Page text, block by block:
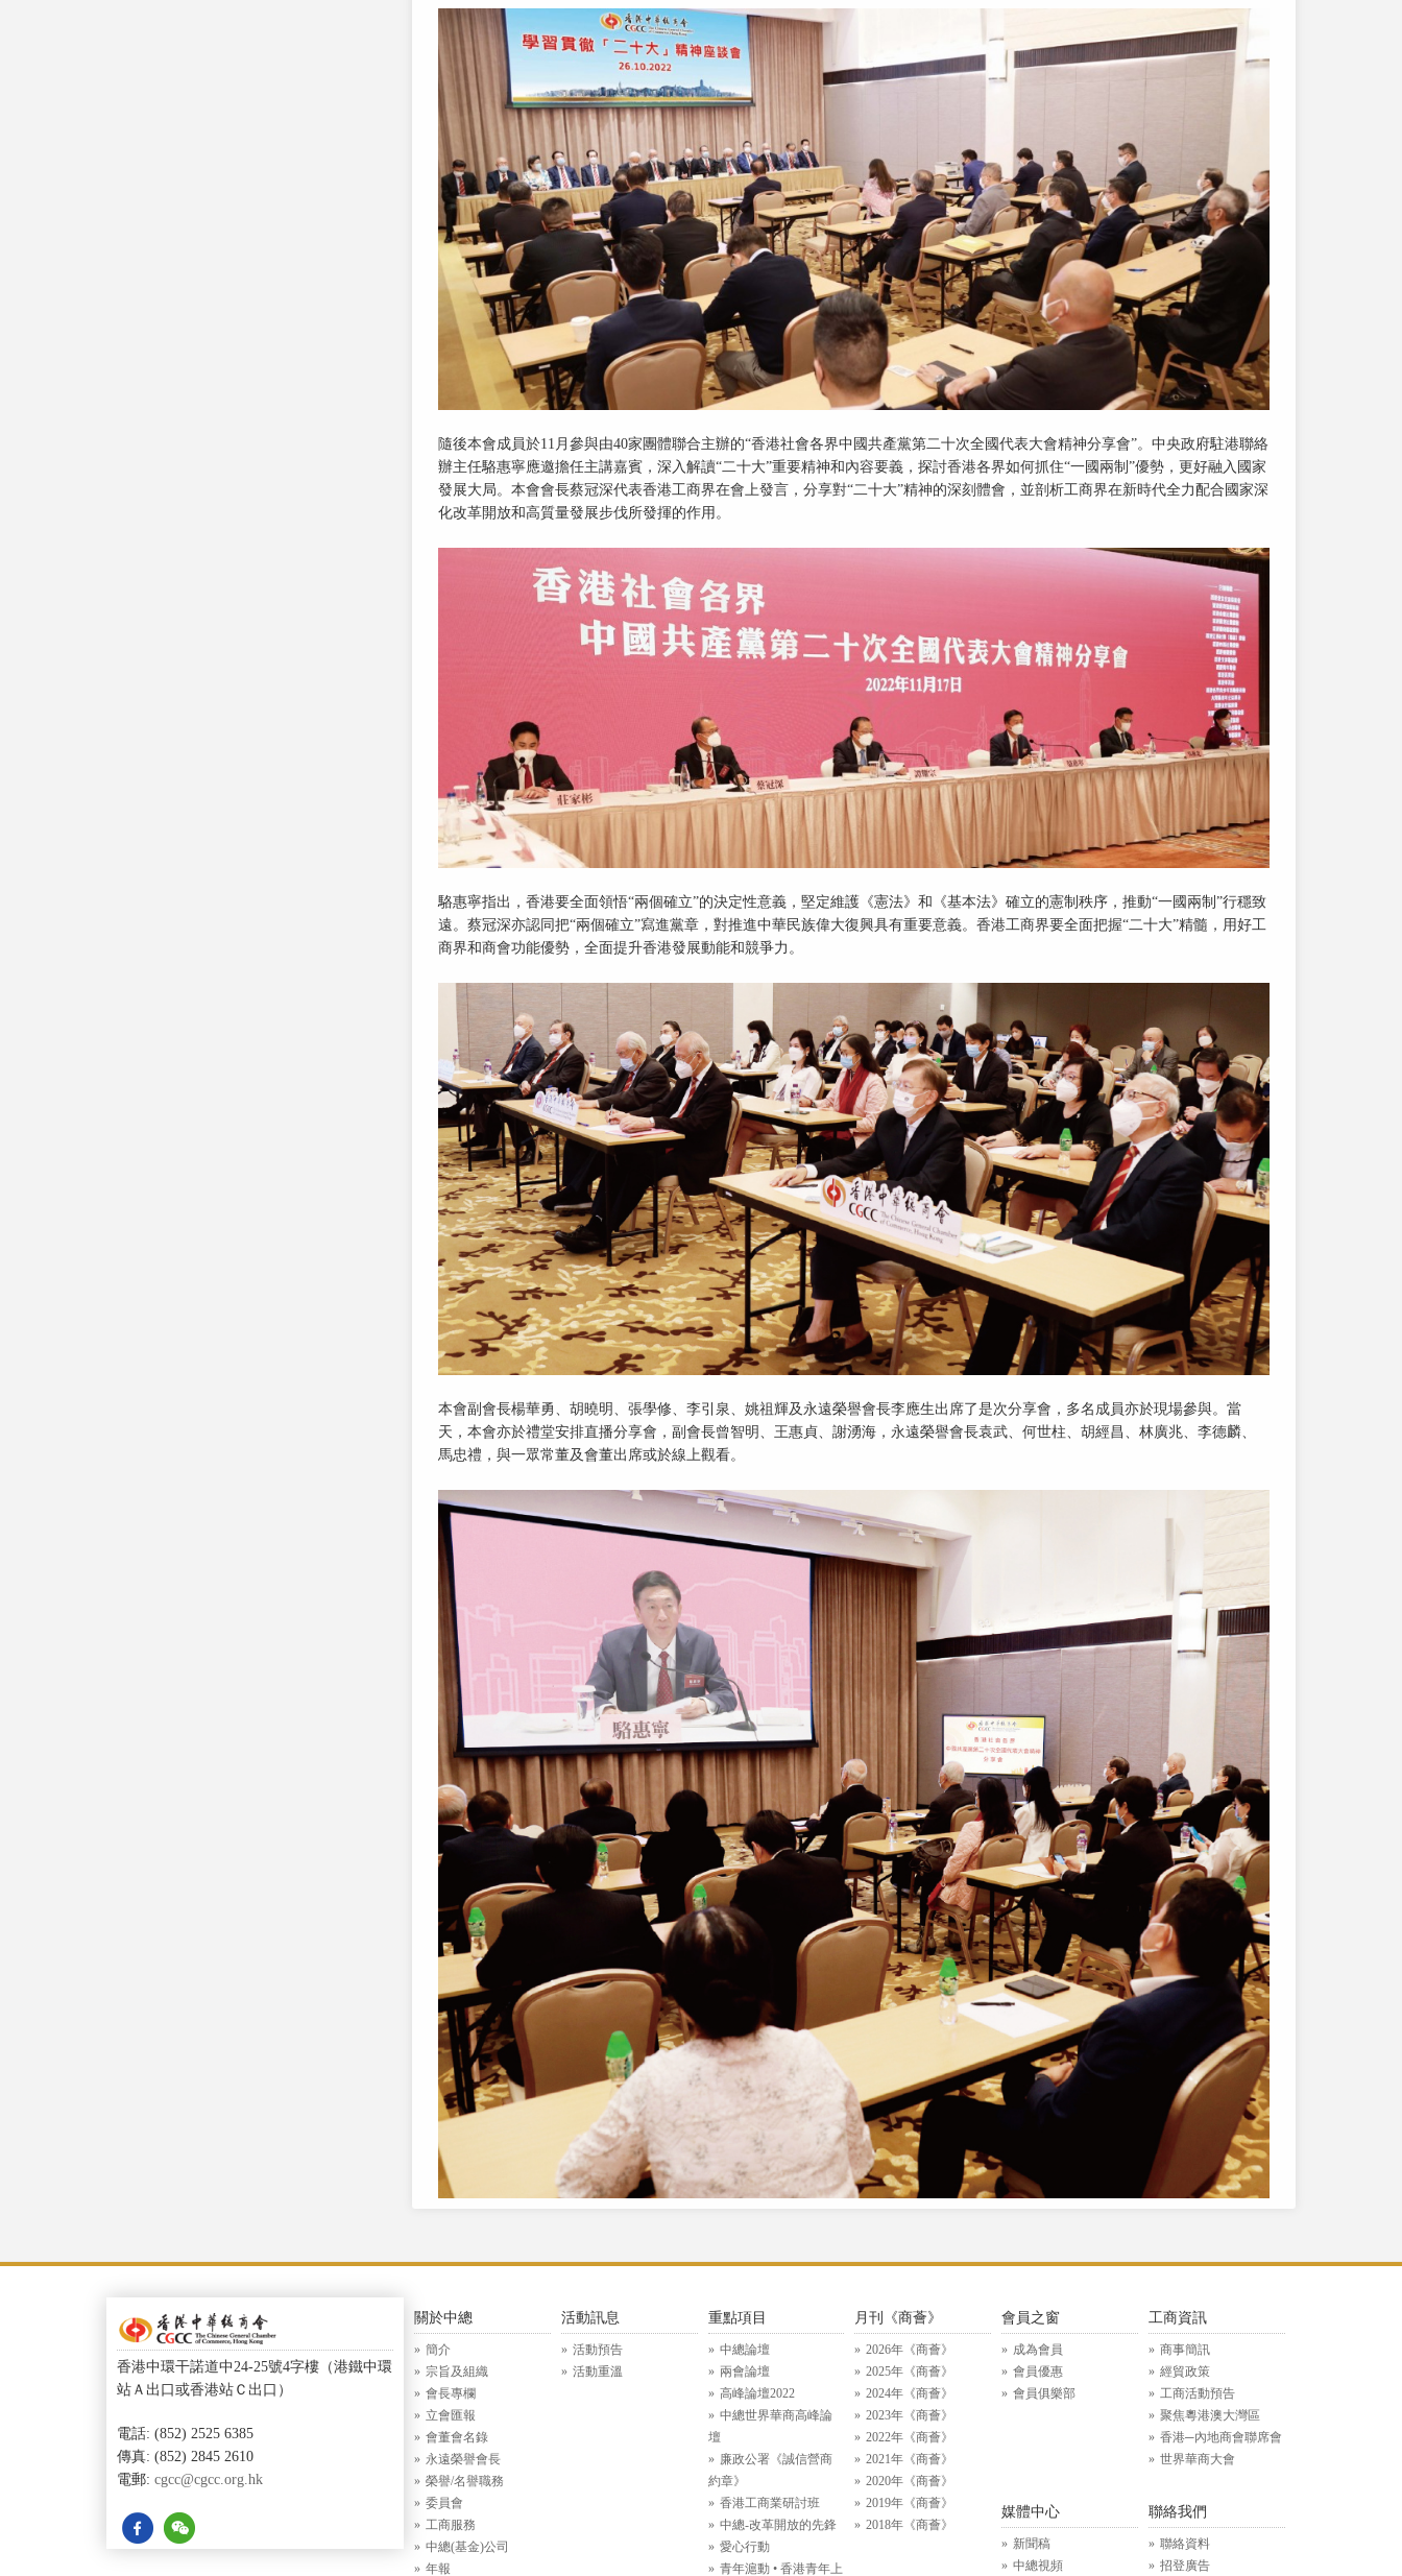
隨後本會成員於11月參與由40家團體聯合主辦的“香港社會各界中國共產黨第二十次全國代表大會精神分享會”。中央政府駐港聯絡
辦主任駱惠寧應邀擔任主講嘉賓，深入解讀“二十大”重要精神和內容要義，探討香港各界如何抓住“一國兩制”優勢，更好融入國家
發展大局。本會會長蔡冠深代表香港工商界在會上發言，分享對“二十大”精神的深刻體會，並剖析工商界在新時代全力配合國家深
化改革開放和高質量發展步伐所發揮的作用。
駱惠寧指出，香港要全面領悟“兩個確立”的決定性意義，堅定維護《憲法》和《基本法》確立的憲制秩序，推動“一國兩制”行穩致
遠。蔡冠深亦認同把“兩個確立”寫進黨章，對推進中華民族偉大復興具有重要意義。香港工商界要全面把握“二十大”精髓，用好工
商界和商會功能優勢，全面提升香港發展動能和競爭力。
本會副會長楊華勇、胡曉明、張學修、李引泉、姚祖輝及永遠榮譽會長李應生出席了是次分享會，多名成員亦於現場參與。當
天，本會亦於禮堂安排直播分享會，副會長曾智明、王惠貞、謝湧海，永遠榮譽會長袁武、何世柱、胡經昌、林廣兆、李德麟、
馬忠禮，與一眾常董及會董出席或於線上觀看。
香港中環干諾道中24-25號4字樓（港鐵中環
站Ａ出口或香港站Ｃ出口）
電話: (852) 2525 6385
傳真: (852) 2845 2610
電郵: cgcc@cgcc.org.hk
關於中總
簡介
宗旨及組織
會長專欄
立會匯報
會董會名錄
永遠榮譽會長
榮譽/名譽職務
委員會
工商服務
中總(基金)公司
年報
活動訊息
活動預告
活動重溫
重點項目
中總論壇
兩會論壇
高峰論壇2022
中總世界華商高峰論
壇
廉政公署《誠信營商
約章》
香港工商業研討班
中總-改革開放的先鋒
愛心行動
青年滬動 • 香港青年上
月刊《商薈》
2026年《商薈》
2025年《商薈》
2024年《商薈》
2023年《商薈》
2022年《商薈》
2021年《商薈》
2020年《商薈》
2019年《商薈》
2018年《商薈》
會員之窗
成為會員
會員優惠
會員俱樂部
工商資訊
商事簡訊
經貿政策
工商活動預告
聚焦粵港澳大灣區
香港─內地商會聯席會
世界華商大會
媒體中心
新聞稿
中總視頻
聯絡我們
聯絡資料
招登廣告